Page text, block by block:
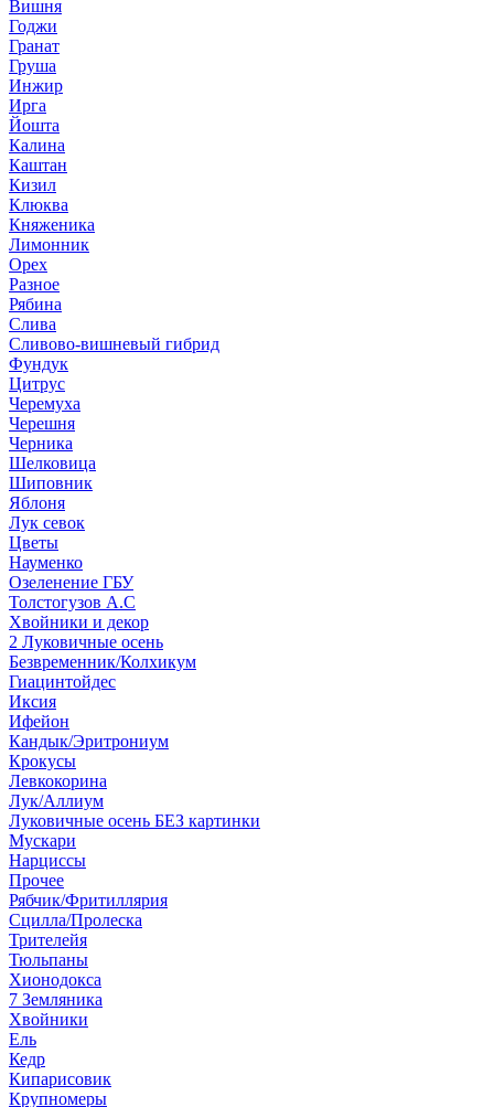
Вишня
Годжи
Гранат
Груша
Инжир
Ирга
Йошта
Калина
Каштан
Кизил
Клюква
Княженика
Лимонник
Орех
Разное
Рябина
Слива
Сливово-вишневый гибрид
Фундук
Цитрус
Черемуха
Черешня
Черника
Шелковица
Шиповник
Яблоня
Лук севок
Цветы
Науменко
Озеленение ГБУ
Толстогузов А.С
Хвойники и декор
2 Луковичные осень
Безвременник/Колхикум
Гиацинтойдес
Иксия
Ифейон
Кандык/Эритрониум
Крокусы
Левкокорина
Лук/Аллиум
Луковичные осень БЕЗ картинки
Мускари
Нарциссы
Прочее
Рябчик/Фритиллярия
Сцилла/Пролеска
Трителейя
Тюльпаны
Хионодокса
7 Земляника
Хвойники
Ель
Кедр
Кипарисовик
Крупномеры